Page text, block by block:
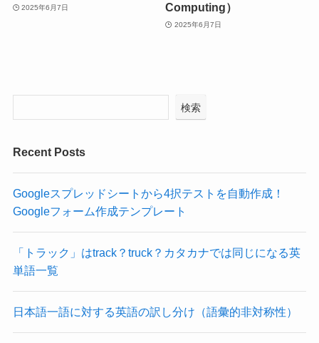
2025年6月7日
Computing）
2025年6月7日
検索
Recent Posts
Googleスプレッドシートから4択テストを自動作成！
Googleフォーム作成テンプレート
「トラック」はtrack？truck？カタカナでは同じになる英
単語一覧
日本語一語に対する英語の訳し分け（語彙的非対称性）